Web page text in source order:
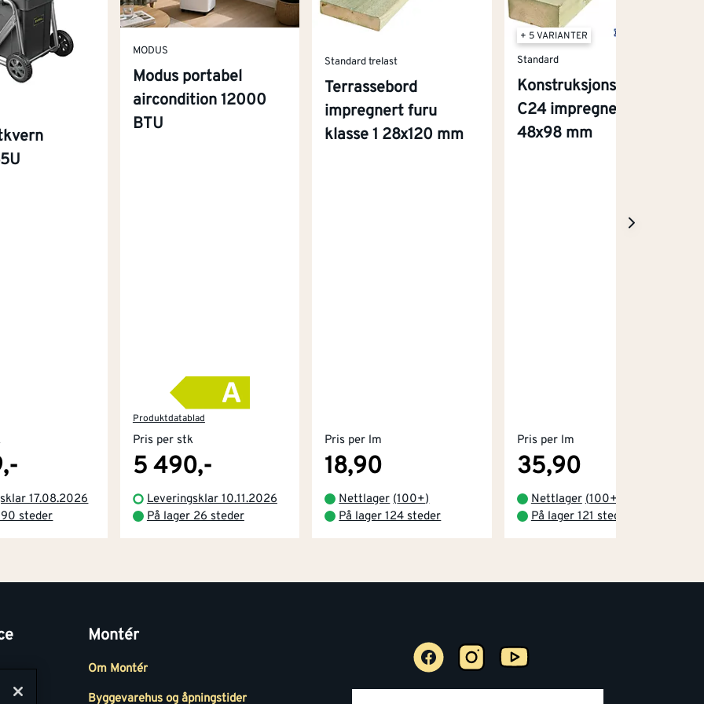
17.08.2026
steder
MODUS
Modus portabel
aircondition 12000
BTU
Produktdatablad
Pris per stk
5 490,-
Leveringsklar 10.11.2026
På lager 26 steder
Standard trelast
Terrassebord
impregnert furu
klasse 1 28x120 mm
Pris per lm
18,90
Nettlager (100+)
På lager 124 steder
+ 5 VARIANTER
Standard
Konstruksjonsvirke
C24 impregnert furu
48x98 mm
Pris per lm
35,90
Nettlager (100+
På lager 121 steder
Montér
Om Montér
Byggevarehus og åpningstider